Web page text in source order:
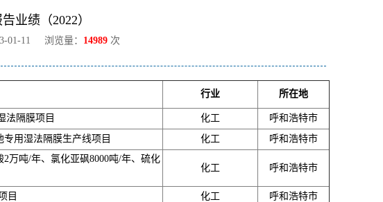
业绩（2022）
01-11 浏览量： 14989次
行业 所在地
法隔膜项目 化工
呼和浩特市
用湿法隔膜生产线项目 化工 呼和浩特市
万吨/年、氯化亚砜8000吨/年、硫化
化工 呼和浩特市
目 化工
呼和浩特市